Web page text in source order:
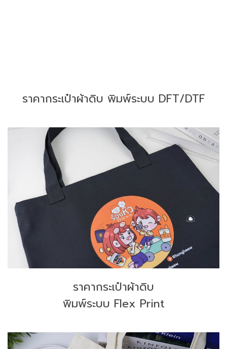
ราคากระเป๋าผ้าดิบ พิมพ์ระบบ DFT/DTF
ราคากระเป๋าผ้าดิบ
พิมพ์ระบบ Flex Print